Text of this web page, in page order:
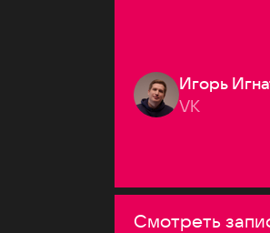
Игорь
VK
Смотреть